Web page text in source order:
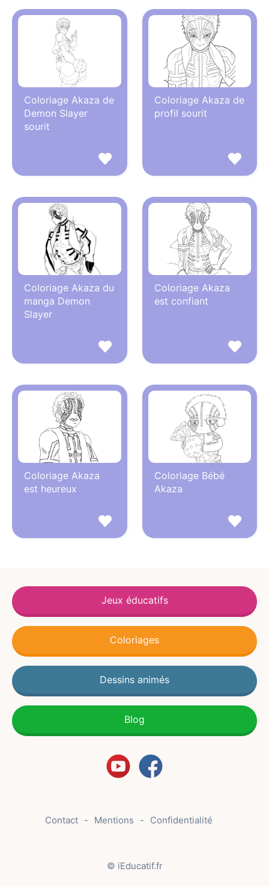
Coloriage Akaza de
Demon Slayer
sourit
Coloriage Akaza de
profil sourit
Coloriage Akaza du
manga Demon
Slayer
Coloriage Akaza
est confiant
Coloriage Akaza
est heureux
Coloriage Bébé
Akaza
Jeux éducatifs
Coloriages
Dessins animés
Blog
Contact Mentions Confidentialité
© iEducatif.fr